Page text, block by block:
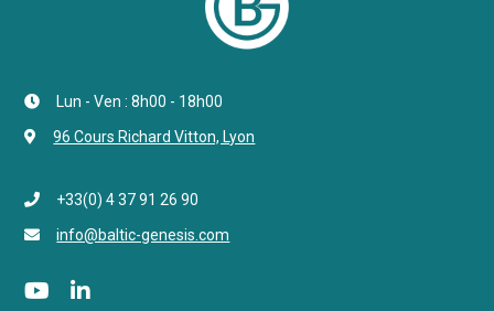
Lun - Ven : 8h00 - 18h00
96 Cours Richard Vitton, Lyon
+33(0) 4 37 91 26 90
info@baltic-genesis.com